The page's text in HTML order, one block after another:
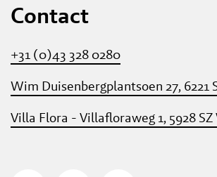
Contact
+31 (0)43 328 0280
Wim Duisenbergplantsoen 27, 6221
Villa Flora - Villafloraweg 1, 5928 SZ